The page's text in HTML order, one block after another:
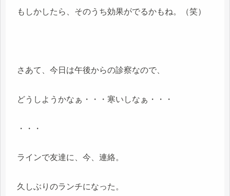
もしかしたら、そのうち効果がでるかもね。（笑）
さあて、今日は午後からの診察なので、
どうしようかなぁ・・・寒いしなぁ・・・
・・・
ラインで友達に、今、連絡。
久しぶりのランチになった。